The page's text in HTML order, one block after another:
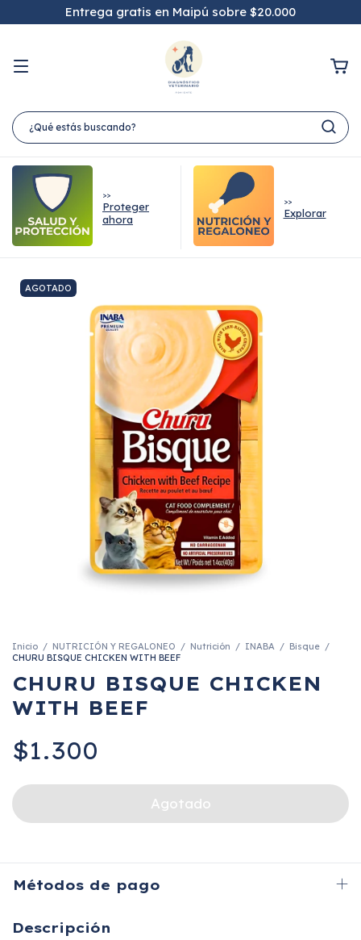
Entrega gratis en Maipú sobre $20.000
>>
Proteger
ahora
>>
Explorar
AGOTADO
Inicio / NUTRICIÓN Y REGALONEO / Nutrición / INABA / Bisque /
CHURU BISQUE CHICKEN WITH BEEF
CHURU BISQUE CHICKEN
WITH BEEF
$1.300
Métodos de pago
Descripción